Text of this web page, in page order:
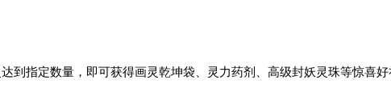
达到指定数量，即可获得画灵乾坤袋、 灵力药剂 、 高级封妖灵珠等惊喜